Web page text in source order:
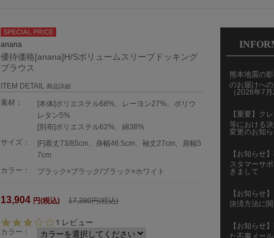
anana
優待価格[anana]H/Sボリュームスリーブドッキング
ブラウス
ITEM DETAIL 商品詳細
素材：
[本体]ポリエステル68%、レーヨン27%、ポリウ
レタン5%
[別布]ポリエステル62%、綿38%
サイズ：
[F]着丈73/85cm、身幅46.5cm、袖丈27cm、肩幅5
7cm
カラー：
ブラック×ブラック/ブラック×ホワイト
13,904 円(税込) 17,380円(税込)
3.
0
1 レビュー
カラー：
熊本地震の
のお届けへ
（2026年7月
【重要】ク
等における
変更のお知
【お知らせ
スタマーサ
きまして
【お知らせ
決済方法に
【お知らせ
た不審メー